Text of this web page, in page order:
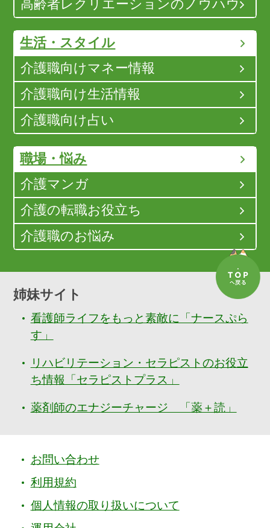
高齢者レクリエーションのノウハウ
生活・スタイル
介護職向けマネー情報
介護職向け生活情報
介護職向け占い
職場・悩み
介護マンガ
介護の転職お役立ち
介護職のお悩み
姉妹サイト
看護師ライフをもっと素敵に「ナースぷら
す」
リハビリテーション・セラピストのお役立
ち情報「セラピストプラス」
薬剤師のエナジーチャージ 「薬＋読」
お問い合わせ
利用規約
個人情報の取り扱いについて